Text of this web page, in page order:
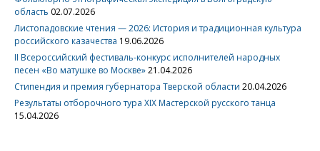
область 02.07.2026
Листопадовские чтения — 2026: История и традиционная культура
российского казачества 19.06.2026
II Всероссийский фестиваль-конкурс исполнителей народных
песен «Во матушке во Москве»21.04.2026
Стипендия и премия губернатора Тверской области 20.04.2026
Результаты отборочного тура XIX Мастерской русского танца
15.04.2026